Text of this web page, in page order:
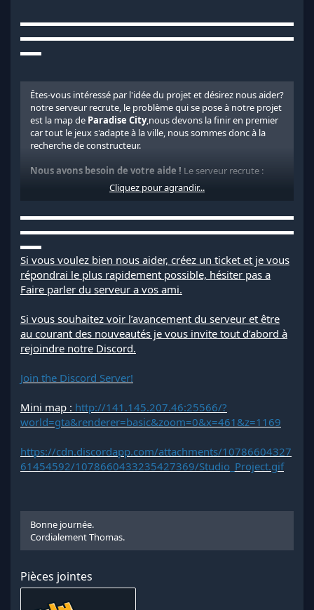
▬▬▬▬▬▬▬▬▬▬▬▬▬▬▬▬▬▬▬▬▬▬▬▬▬▬
▬▬▬▬▬▬▬▬▬▬▬▬▬▬▬▬▬▬▬▬▬▬▬▬▬▬
▬▬
Êtes-vous intéressé par l'idée du projet et désirez nous aider?
notre serveur recrute, le problème qui se pose à notre projet
est la map de Paradise City,nous devons la finir en premier
car tout le jeux s'adapte à la ville, nous sommes donc à la
recherche de constructeur.
Nous avons besoin de votre aide ! Le serveur recrute :
Des buildeur, qui sais utiliser WE
Communauté manager, s'occuper de faire parler du serveur
D'autre poste vont être disponible a l'avenir
Cliquez pour agrandir...
▬▬▬▬▬▬▬▬▬▬▬▬▬▬▬▬▬▬▬▬▬▬▬▬▬▬
▬▬▬▬▬▬▬▬▬▬▬▬▬▬▬▬▬▬▬▬▬▬▬▬▬▬
▬▬
Si vous voulez bien nous aider, créez un ticket et je vous
répondrai le plus rapidement possible, hésiter pas a
Faire parler du serveur a vos ami.
Si vous souhaitez voir l’avancement du serveur et être
au courant des nouveautés je vous invite tout d’abord à
rejoindre notre Discord.
Join the Discord Server!
Mini map : http://141.145.207.46:25566/?
world=gta&renderer=basic&zoom=0&x=461&z=1169
https://cdn.discordapp.com/attachments/10786604327
61454592/1078660433235427369/Studio_Project.gif
Bonne journée.
Cordialement Thomas.
Pièces jointes